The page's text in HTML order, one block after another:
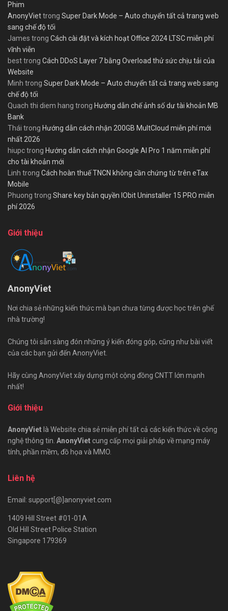
Phim
AnonyViettrong Super Dark Mode – Auto chuyển tất cả trang web
sang chế độ tối
James trong Cách cài đặt và kích hoạt Office 2024 LTSC miễn phí
vĩnh viễn
besttrong Cách DDoS Layer 7 bằng Overload thử sức chịu tải của
Website
Minh trong Super Dark Mode – Auto chuyển tất cả trang web sang
chế độ tối
Quach thi diem hang trong Hướng dẫn chế ảnh số dư tài khoản MB
Bank
Thái trong Hướng dẫn cách nhận 200GB MultCloud miễn phí mới
nhất 2026
hiupctrong Hướng dẫn cách nhận Google AI Pro 1 năm miễn phí
cho tài khoản mới
Linh trong Cách hoàn thuế TNCN không cần chứng từ trên eTax
Mobile
Phuong trong Share key bản quyền IObit Uninstaller 15 PRO miễn
phí 2026
Giới thiệu
AnonyViet
Nơi chia sẻ những kiến thức mà bạn chưa từng được học trên ghế
nhà trường!
Chúng tôi sẵn sàng đón những ý kiến đóng góp, cũng như bài viết
của các bạn gửi đến AnonyViet.
Hãy cùng AnonyViet xây dựng một cộng đồng CNTT lớn mạnh
nhất!
Giới thiệu
AnonyViet là Website chia sẻ miễn phí tất cả các kiến thức về công
nghệ thông tin. AnonyViet cung cấp mọi giải pháp về mạng máy
tính, phần mềm, đồ họa và MMO.
Liên hệ
Email: support[@]anonyviet.com
1409 Hill Street #01-01A
Old Hill Street Police Station
Singapore 179369